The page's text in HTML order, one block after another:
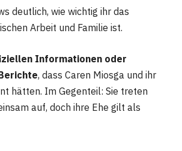
deutlich, wie wichtig ihr das
Arbeit und Familie ist.
Informationen oder
, dass Caren Miosga und ihr
hätten. Im Gegenteil: Sie treten
auf, doch ihre Ehe gilt als